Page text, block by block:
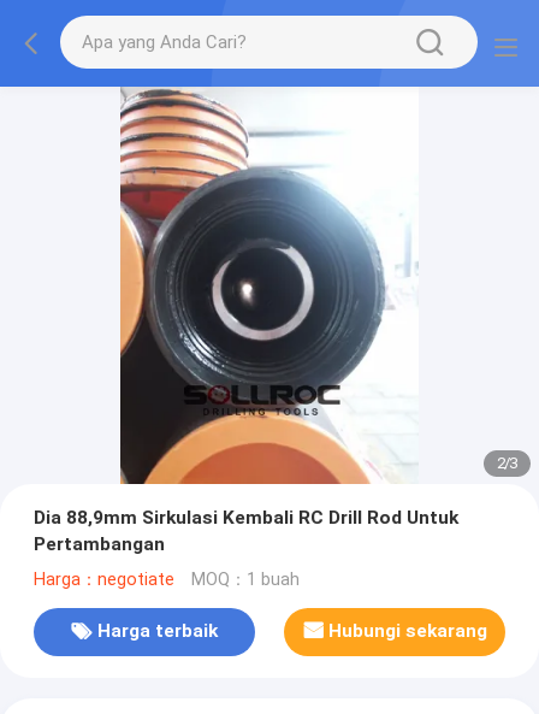
2/3
Dia 88,9mm Sirkulasi Kembali RC Drill Rod Untuk
Pertambangan
Harga：negotiate MOQ：1 buah
Harga terbaik Hubungi sekarang